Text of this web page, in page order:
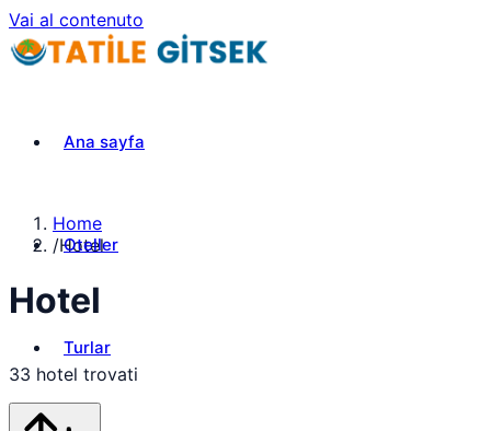
Vai al contenuto
Ana sayfa
Oteller
Turlar
Home
/Hotel
Hotel
33 hotel trovati